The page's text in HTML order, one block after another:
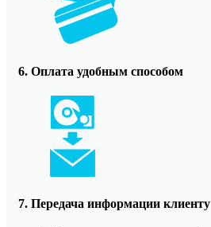
6. Оплата удобным способом
7. Передача информации клиенту